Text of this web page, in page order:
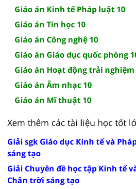
Giáo án Kinh tế Pháp luật 10
Giáo án Tin học 10
Giáo án Công nghệ 10
Giáo án Giáo dục quốc phòng
Giáo án Hoạt động trải nghiệm
Giáo án Âm nhạc 10
Giáo án Mĩ thuật 10
Xem thêm các tài liệu học tốt
Giải sgk Giáo dục Kinh tế và
sáng tạo
Giải Chuyên đề học tập Kinh tế
Chân trời sáng tạo